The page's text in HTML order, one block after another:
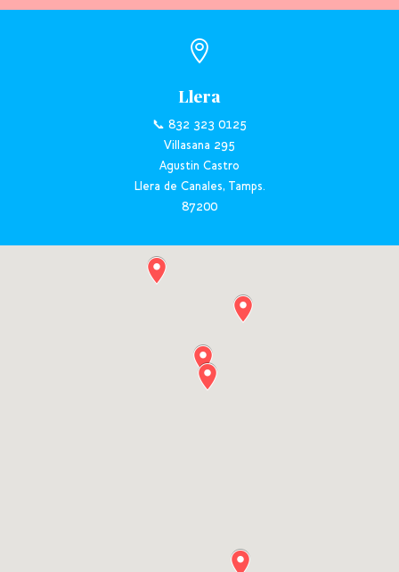

Llera
📞 832 323 0125
Villasana 295
Agustin Castro
Llera de Canales, Tamps.
87200